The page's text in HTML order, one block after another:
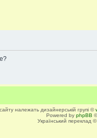
належать дизайнерській групі ©
Powered by phpBB
Український переклад